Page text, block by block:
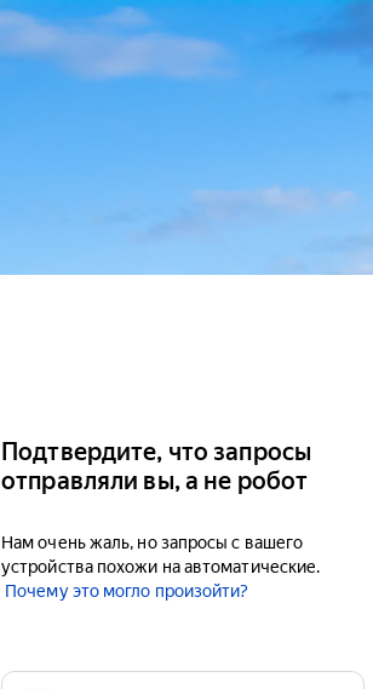
Подтвердите, что запросы
отправляли вы, а не робот
Нам очень жаль, но запросы с вашего
устройства похожи на автоматические.
Почему это могло произойти?